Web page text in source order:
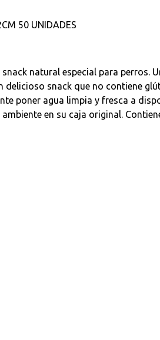
50 UNIDADES
natural especial para perros.
snack que no contiene
poner agua limpia y fresca a
en su caja original.